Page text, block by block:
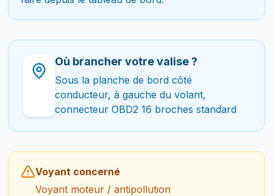
Où brancher votre valise ?
Sous la planche de bord côté
conducteur, à gauche du volant,
connecteur OBD2 16 broches standard
Voyant concerné
Voyant moteur / antipollution